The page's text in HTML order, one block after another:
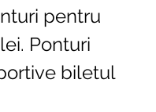
pentru
Ponturi
biletul